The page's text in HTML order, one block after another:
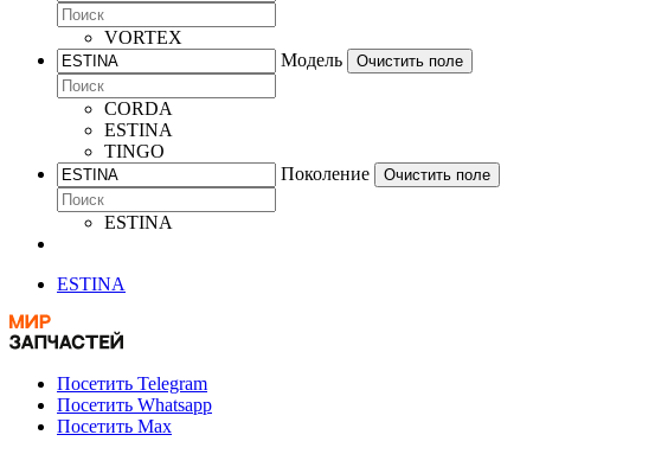
VORTEX
Модель
Очистить поле
CORDA
ESTINA
TINGO
Поколение
Очистить поле
ESTINA
ESTINA
Посетить Telegram
Посетить Whatsapp
Посетить Max